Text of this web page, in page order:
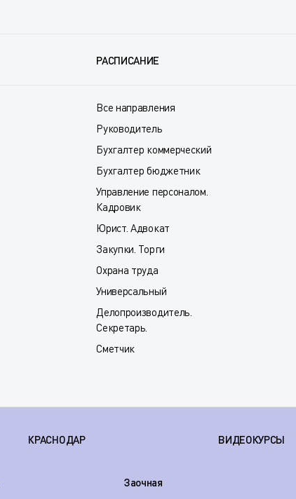
РАСПИСАНИЕ
Все направления
Руководитель
Бухгалтер коммерческий
Бухгалтер бюджетник
Управление персоналом.
Кадровик
Юрист. Адвокат
Закупки. Торги
Охрана труда
Универсальный
Делопроизводитель.
Секретарь.
Сметчик
КРАСНОДАР ВИДЕОКУРСЫ
Заочная